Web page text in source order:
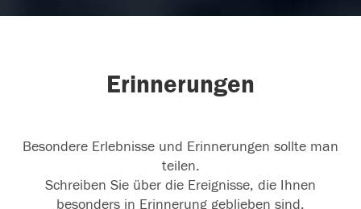
Erinnerungen
Besondere Erlebnisse und Erinnerungen sollte man
teilen.
Schreiben Sie über die Ereignisse, die Ihnen
besonders in Erinnerung geblieben sind.